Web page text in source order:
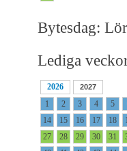
Bytesdag:
Lediga
2026 2027
1 2 3 4 5
14
15 16 17 18
27
28 29 30 31